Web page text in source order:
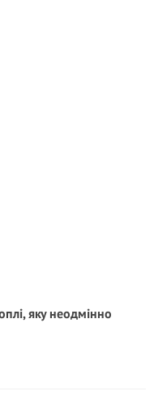
яку неодмінно